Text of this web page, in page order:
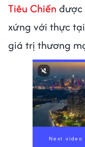
Tiêu Chiến được
xứng với thực
giá trị thương